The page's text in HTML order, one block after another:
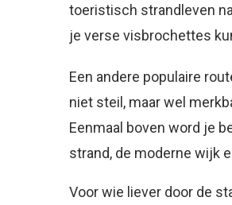
toeristisch strandleven
je verse visbrochettes
Een andere populaire
niet steil, maar wel
Eenmaal boven word je
strand, de moderne wijk
Voor wie liever door de